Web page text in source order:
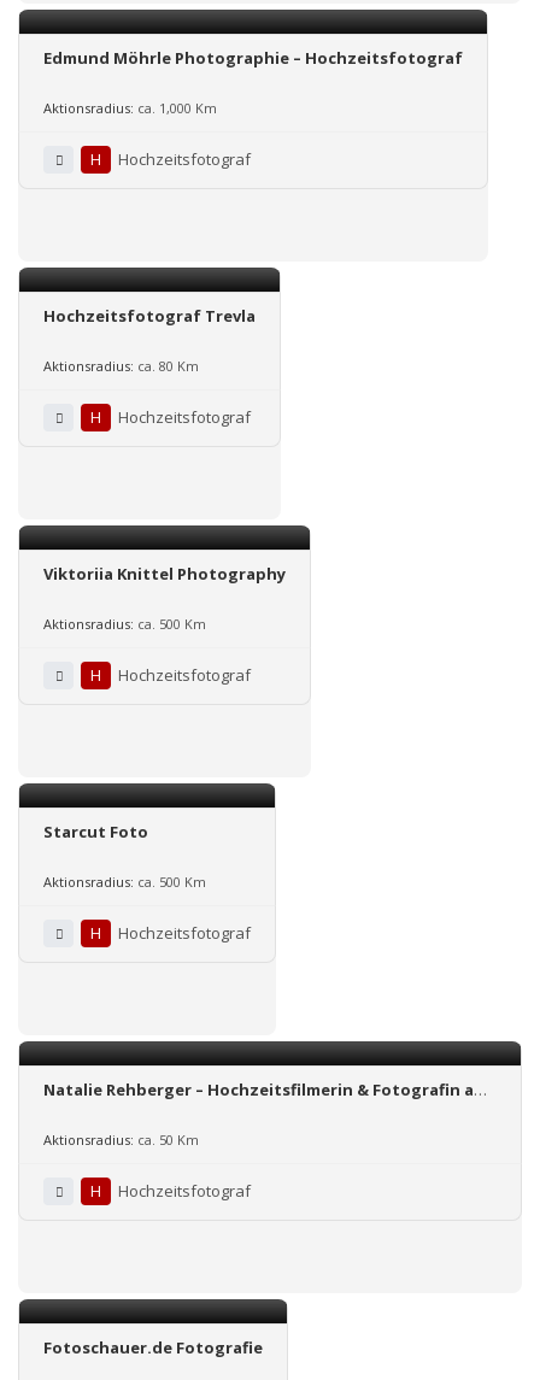
Edmund Möhrle Photographie – Hochzeitsfotograf
Aktionsradius: ca. 1,000 Km
H Hochzeitsfotograf
Hochzeitsfotograf Trevla
Aktionsradius: ca. 80 Km
H Hochzeitsfotograf
Viktoriia Knittel Photography
Aktionsradius: ca. 500 Km
H Hochzeitsfotograf
Starcut Foto
Aktionsradius: ca. 500 Km
H Hochzeitsfotograf
Natalie Rehberger – Hochzeitsfilmerin & Fotografin aus
Aktionsradius: ca. 50 Km
H Hochzeitsfotograf
Fotoschauer.de Fotografie